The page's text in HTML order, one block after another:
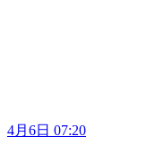
4月6日 07:20